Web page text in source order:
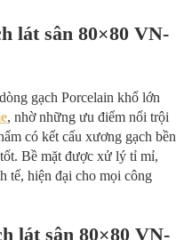
lát sân 80×80 VN-
gạch Porcelain khổ lớn
, nhờ những ưu điểm nổi trội
có kết cấu xương gạch bền
Bề mặt được xử lý tỉ mỉ,
tế, hiện đại cho mọi công
lát sân 80×80 VN-